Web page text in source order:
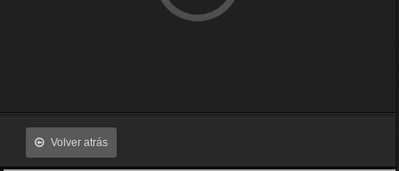
Volver atrás